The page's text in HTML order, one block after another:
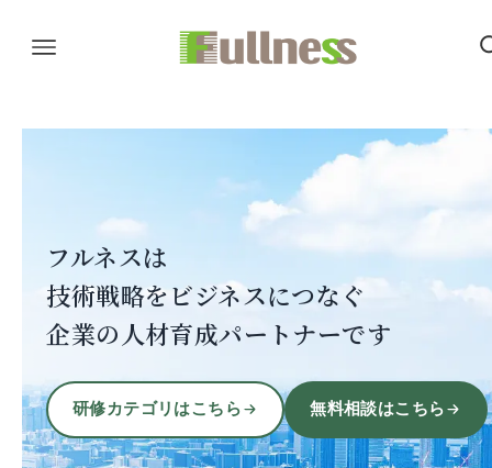
フルネスは
技術戦略をビジネスにつなぐ
企業の人材育成パートナーです
研修カテゴリはこちら 無料相談はこちら